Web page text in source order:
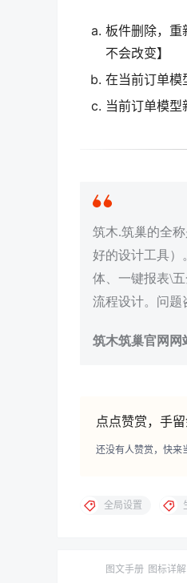
板件删除，重
不会改变】
在当前订单模
当前订单模型
筑木.筑巢的全
好的设计工具）
体、一键报表\
流程设计。问题
筑木筑巢官网网
点点赞赏，手
还没有人赞赏，快来
全局设置
图文手册 图标详解